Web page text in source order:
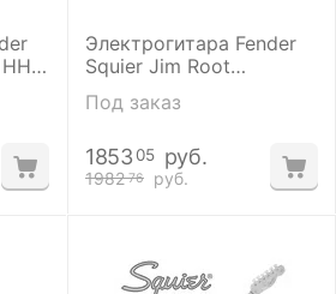
Электрогитара Fender
Squier Jim Root
Telecaster Flat White
Под заказ
1982 76 руб.
1853 05 руб.